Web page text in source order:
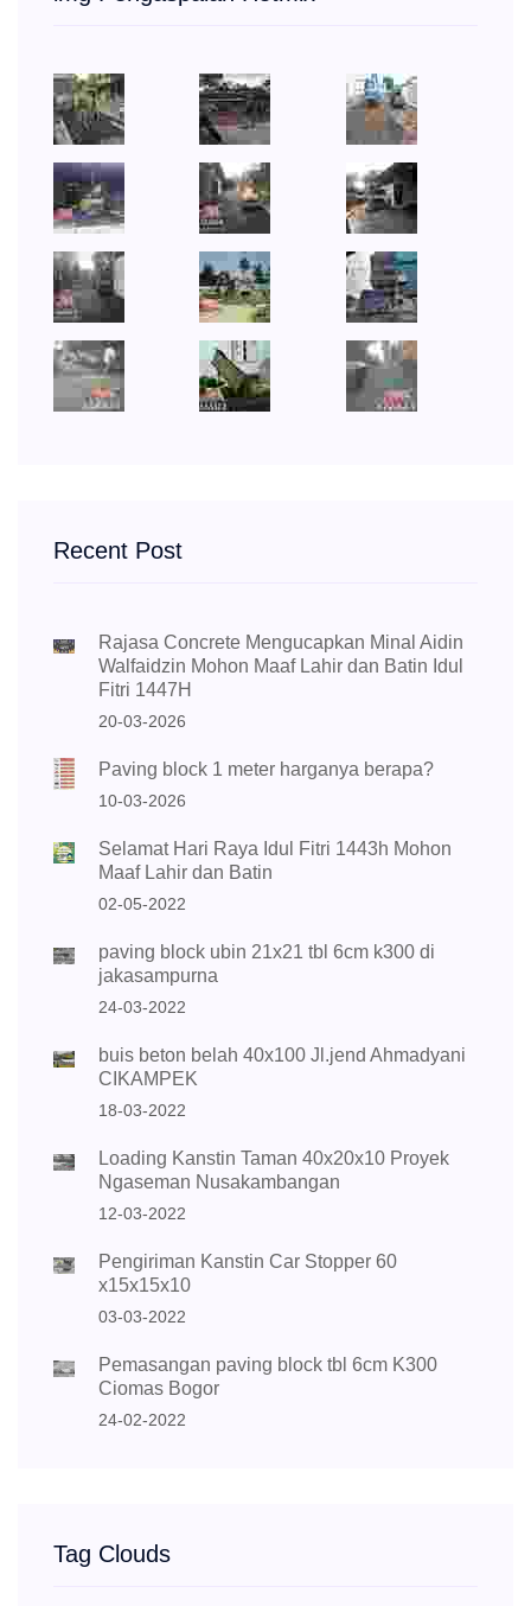
Recent Post
Rajasa Concrete Mengucapkan Minal Aidin
Walfaidzin Mohon Maaf Lahir dan Batin Idul
Fitri 1447H
20-03-2026
Paving block 1 meter harganya berapa?
10-03-2026
Selamat Hari Raya Idul Fitri 1443h Mohon
Maaf Lahir dan Batin
02-05-2022
paving block ubin 21x21 tbl 6cm k300 di
jakasampurna
24-03-2022
buis beton belah 40x100 Jl.jend Ahmadyani
CIKAMPEK
18-03-2022
Loading Kanstin Taman 40x20x10 Proyek
Ngaseman Nusakambangan
12-03-2022
Pengiriman Kanstin Car Stopper 60
x15x15x10
03-03-2022
Pemasangan paving block tbl 6cm K300
Ciomas Bogor
24-02-2022
Tag Clouds